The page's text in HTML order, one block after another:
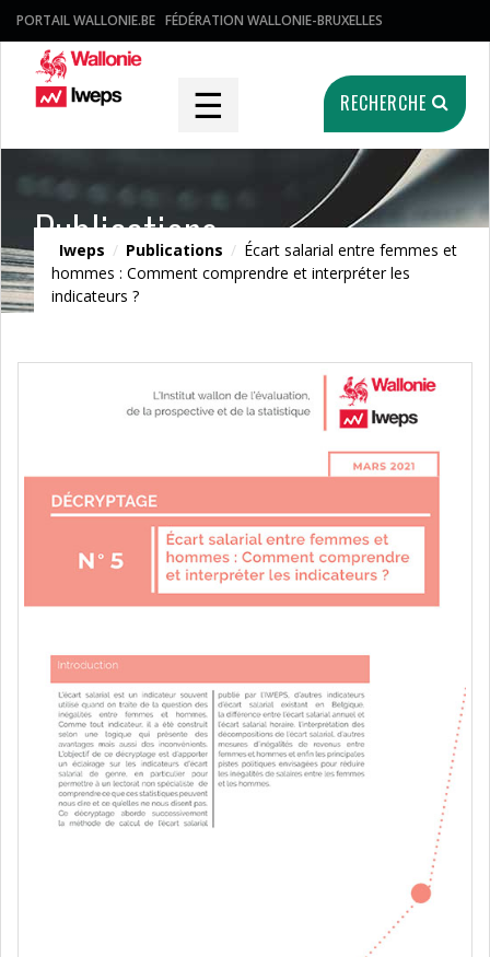
PORTAIL WALLONIE.BE FÉDÉRATION WALLONIE-BRUXELLES
☰ RECHERCHE
Publications
Iweps / Publications / Écart salarial entre femmes et
hommes : Comment comprendre et interpréter les
indicateurs ?